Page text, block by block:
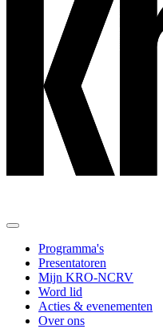
Programma's
Presentatoren
Mijn KRO-NCRV
Word lid
Acties & evenementen
Over ons